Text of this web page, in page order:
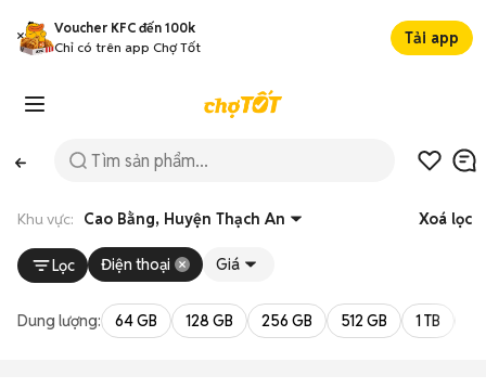
Voucher KFC đến 100k
Chỉ có trên app Chợ Tốt
Tải app
Khu vực: Cao Bằng, Huyện Thạch An Xoá lọc
Lọc Điện thoại Giá
Dung lượng: 64 GB 128 GB 256 GB 512 GB 1 TB